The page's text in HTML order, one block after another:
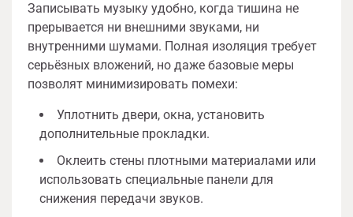
Записывать музыку удобно, когда тишина не
прерывается ни внешними звуками, ни
внутренними шумами. Полная изоляция требует
серьёзных вложений, но даже базовые меры
позволят минимизировать помехи:
Уплотнить двери, окна, установить
дополнительные прокладки.
Оклеить стены плотными материалами или
использовать специальные панели для
снижения передачи звуков.